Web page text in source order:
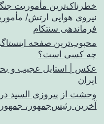
فرماندهی سنتکام
محبوب‌ترین صفحه
چه کسی است؟
عکس | استایل عجیب و
ایران
وحشت از پیروزی السید
آخرین رئیس‌جمهور،